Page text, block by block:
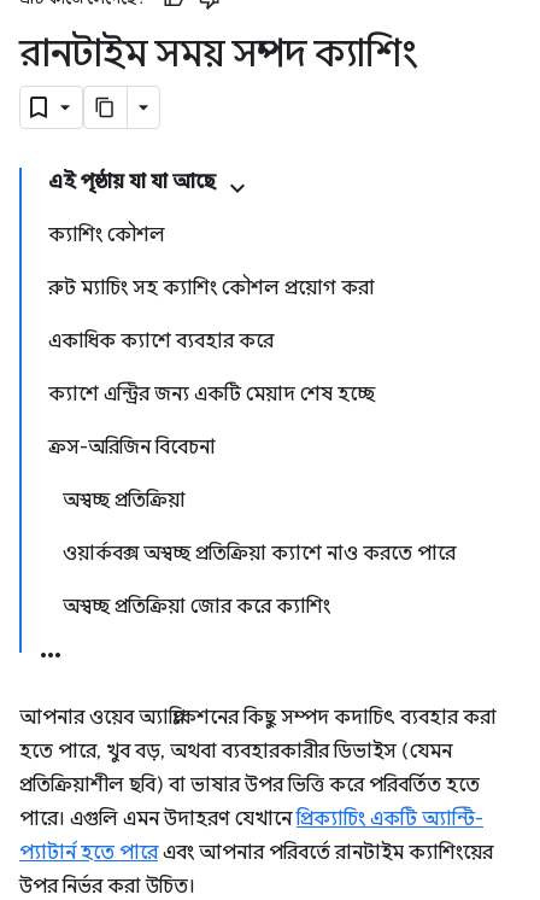
রানটাইম সময় সম্পদ ক্যাশিং
এই পৃষ্ঠায় যা যা আছে
ক্যাশিং কৌশল
রুট ম্যাচিং সহ ক্যাশিং কৌশল প্রয়োগ করা
একাধিক ক্যাশে ব্যবহার করে
ক্যাশে এন্ট্রির জন্য একটি মেয়াদ শেষ হচ্ছে
ক্রস-অরিজিন বিবেচনা
অস্বচ্ছ প্রতিক্রিয়া
ওয়ার্কবক্স অস্বচ্ছ প্রতিক্রিয়া ক্যাশে নাও করতে পারে
অস্বচ্ছ প্রতিক্রিয়া জোর করে ক্যাশিং
আপনার ওয়েব অ্যাপ্লিকেশনের কিছু সম্পদ কদাচিৎ ব্যবহার করা
হতে পারে, খুব বড়, অথবা ব্যবহারকারীর ডিভাইস (যেমন
প্রতিক্রিয়াশীল ছবি) বা ভাষার উপর ভিত্তি করে পরিবর্তিত হতে
পারে। এগুলি এমন উদাহরণ যেখানেপ্রিক্যাচিং একটি অ্যান্টি-
প্যাটার্ন হতে পারেএবং আপনার পরিবর্তে রানটাইম ক্যাশিংয়ের
উপর নির্ভর করা উচিত।